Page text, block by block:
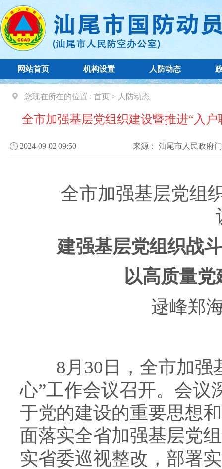
网站首页 机构设置 人防动态
您现在所在的位置 : 首页 > 人防动态
全市加强基层党组织建设暨推进“入
2024-09-02 09:50 来源： 汕尾市人民政府
全市加强基层党组织
建强基层党组织战斗
以高质量党
逯峰郑海
8月30日，全市加强
心”工作会议召开。会议
于党的建设的重要思想
面落实全省加强基层党
实省委巡视整改，部署